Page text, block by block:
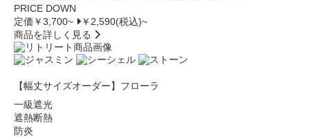
PRICE DOWN
定価￥3,700~
￥2,590(税込)~
商品を詳しく見る
【幅丈サイズオーダー】フローラ
一級遮光
遮熱断熱
防炎